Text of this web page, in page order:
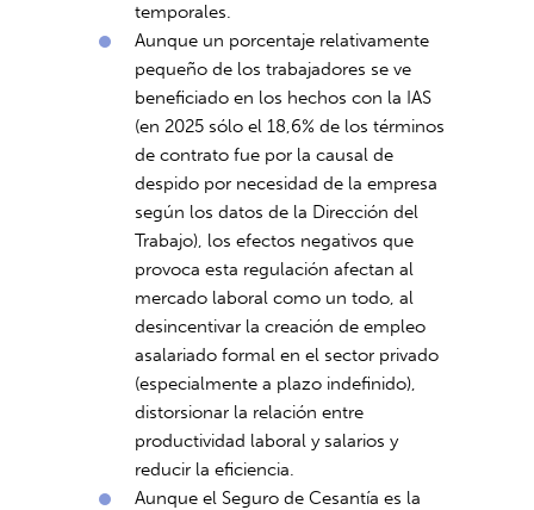
temporales.
Aunque un porcentaje relativamente
pequeño de los trabajadores se ve
beneficiado en los hechos con la IAS
(en 2025 sólo el 18,6% de los términos
de contrato fue por la causal de
despido por necesidad de la empresa
según los datos de la Dirección del
Trabajo), los efectos negativos que
provoca esta regulación afectan al
mercado laboral como un todo, al
desincentivar la creación de empleo
asalariado formal en el sector privado
(especialmente a plazo indefinido),
distorsionar la relación entre
productividad laboral y salarios y
reducir la eficiencia.
Aunque el Seguro de Cesantía es la